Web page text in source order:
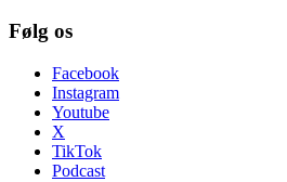
Følg os
Facebook
Instagram
Youtube
X
TikTok
Podcast